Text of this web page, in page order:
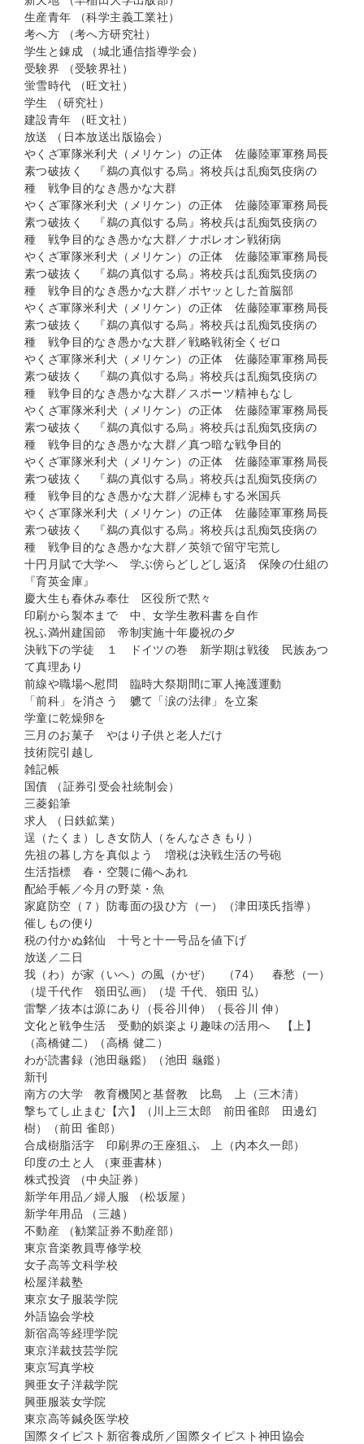
生産青年 （科学主義工業社）
考へ方 （考へ方研究社）
学生と錬成 （城北通信指導学会）
受験界 （受験界社）
蛍雪時代 （旺文社）
学生 （研究社）
建設青年 （旺文社）
放送 （日本放送出版協会）
やくざ軍隊米利犬（メリケン）の正体 佐藤陸軍軍務局長
素つ破抜く 『鵜の真似する烏』将校兵は乱痴気疫病の
種 戦争目的なき愚かな大群
やくざ軍隊米利犬（メリケン）の正体 佐藤陸軍軍務局長
素つ破抜く 『鵜の真似する烏』将校兵は乱痴気疫病の
種 戦争目的なき愚かな大群／ナポレオン戦術病
やくざ軍隊米利犬（メリケン）の正体 佐藤陸軍軍務局長
素つ破抜く 『鵜の真似する烏』将校兵は乱痴気疫病の
種 戦争目的なき愚かな大群／ボヤッとした首脳部
やくざ軍隊米利犬（メリケン）の正体 佐藤陸軍軍務局長
素つ破抜く 『鵜の真似する烏』将校兵は乱痴気疫病の
種 戦争目的なき愚かな大群／戦略戦術全くゼロ
やくざ軍隊米利犬（メリケン）の正体 佐藤陸軍軍務局長
素つ破抜く 『鵜の真似する烏』将校兵は乱痴気疫病の
種 戦争目的なき愚かな大群／スポーツ精神もなし
やくざ軍隊米利犬（メリケン）の正体 佐藤陸軍軍務局長
素つ破抜く 『鵜の真似する烏』将校兵は乱痴気疫病の
種 戦争目的なき愚かな大群／真つ暗な戦争目的
やくざ軍隊米利犬（メリケン）の正体 佐藤陸軍軍務局長
素つ破抜く 『鵜の真似する烏』将校兵は乱痴気疫病の
種 戦争目的なき愚かな大群／泥棒もする米国兵
やくざ軍隊米利犬（メリケン）の正体 佐藤陸軍軍務局長
素つ破抜く 『鵜の真似する烏』将校兵は乱痴気疫病の
種 戦争目的なき愚かな大群／英領で留守宅荒し
十円月賦で大学へ 学ぶ傍らどしどし返済 保険の仕組の
『育英金庫』
慶大生も春休み奉仕 区役所で黙々
印刷から製本まで 中、女学生教科書を自作
祝ふ満州建国節 帝制実施十年慶祝の夕
決戦下の学徒 １ ドイツの巻 新学期は戦後 民族あつ
て真理あり
前線や職場へ慰問 臨時大祭期間に軍人掩護運動
「前科」を消さう 軈て「涙の法律」を立案
学童に乾燥卵を
三月のお菓子 やはり子供と老人だけ
技術院引越し
雑記帳
国債 （証券引受会社統制会）
三菱鉛筆
求人 （日鉄鉱業）
逞（たくま）しき女防人（をんなさきもり）
先祖の暮し方を真似よう 増税は決戦生活の号砲
生活指標 春・空襲に備へあれ
配給手帳／今月の野菜・魚
家庭防空（７）防毒面の扱ひ方（一）（津田瑛氏指導）
催しもの便り
税の付かぬ銘仙 十号と十一号品を値下げ
放送／二日
我（わ）が家（いへ）の風（かぜ） （74） 春愁（一）
（堤千代作 嶺田弘画）（堤 千代、嶺田 弘）
雷撃／抜本は源にあり（長谷川伸）（長谷川 伸）
文化と戦争生活 受動的娯楽より趣味の活用へ 【上】
（高橋健二）（高橋 健二）
わが読書録（池田龜鑑）（池田 龜鑑）
新刊
南方の大学 教育機関と基督教 比島 上（三木淸）
撃ちてし止まむ【六】（川上三太郎 前田雀郎 田邊幻
樹）（前田 雀郎）
合成樹脂活字 印刷界の王座狙ふ 上（内本久一郎）
印度の土と人 （東亜書林）
株式投資 （中央証券）
新学年用品／婦人服 （松坂屋）
新学年用品 （三越）
不動産 （勧業証券不動産部）
東京音楽教員専修学校
女子高等文科学校
松屋洋裁塾
東京女子服装学院
外語協会学校
新宿高等経理学院
東京洋裁技芸学院
東京写真学校
興亜女子洋裁学院
興亜服装女学院
東京高等鍼灸医学校
国際タイピスト新宿養成所／国際タイピスト神田協会